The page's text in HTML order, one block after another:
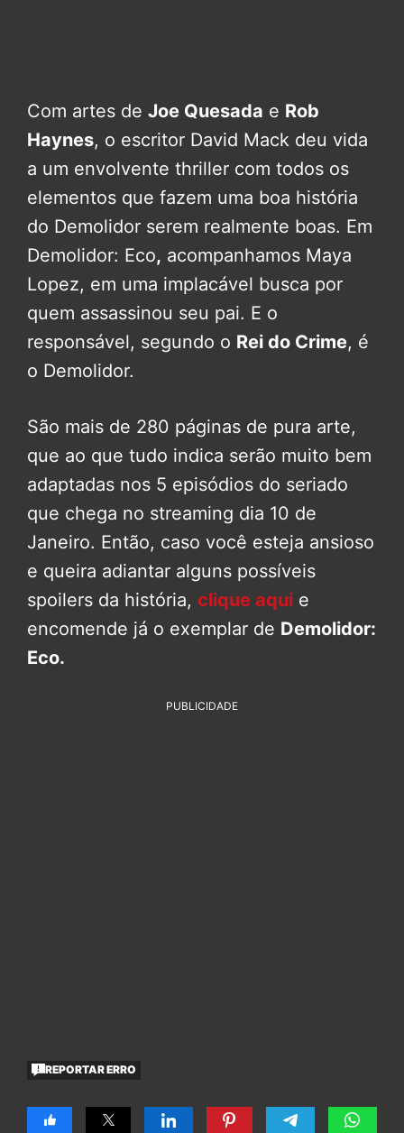
Com artes de Joe Quesada e Rob
Haynes, o escritor David Mack deu vida
a um envolvente thriller com todos os
elementos que fazem uma boa história
do Demolidor serem realmente boas. Em
Demolidor: Eco, acompanhamos Maya
Lopez, em uma implacável busca por
quem assassinou seu pai. E o
responsável, segundo o Rei do Crime, é
o Demolidor.
São mais de 280 páginas de pura arte,
que ao que tudo indica serão muito bem
adaptadas nos 5 episódios do seriado
que chega no streaming dia 10 de
Janeiro. Então, caso você esteja ansioso
e queira adiantar alguns possíveis
spoilers da história, clique aqui e
encomende já o exemplar de Demolidor:
Eco.
PUBLICIDADE
REPORTAR ERRO